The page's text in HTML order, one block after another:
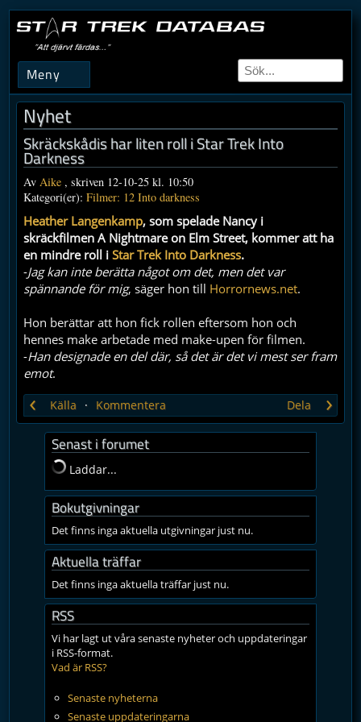
Nyhet
Skräckskådis har liten roll i Star Trek Into
Darkness
AvAike , skriven 12-10-25 kl. 10:50
Kategori(er):Filmer: 12 Into darkness
Heather Langenkamp, som spelade Nancy i
skräckfilmen A Nightmare on Elm Street, kommer att ha
en mindre roll iStar Trek Into Darkness.
-Jag kan inte berätta något om det, men det var
spännande för mig, säger hon till Horrornews.net.
Hon berättar att hon fick rollen eftersom hon och
hennes make arbetade med make-upen för filmen.
-Han designade en del där, så det är det vi mest ser fram
emot.
‹ Källa Kommentera Dela ›
Senast i forumet
Laddar...
Bokutgivningar
Det finns inga aktuella utgivningar just nu.
Aktuella träffar
Det finns inga aktuella träffar just nu.
RSS
Vi har lagt ut våra senaste nyheter och uppdateringar
i RSS-format.
Vad är RSS?
Senaste nyheterna
Senaste uppdateringarna
Meny